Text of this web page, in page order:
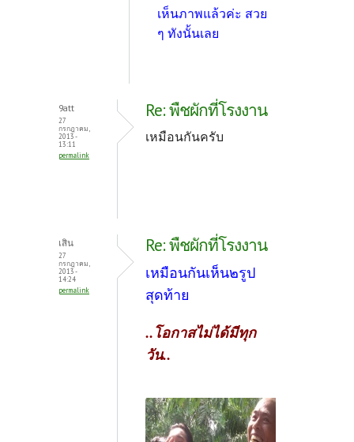
เห็นภาพแล้วค่ะ สวย
ๆ ทังนั้นเลย
9att
27
กรกฎาคม,
2013 -
13:11
permalink
Re: พืชผักที่โรงงาน
เหมือนกันครับ
เสิน
27
กรกฎาคม,
2013 -
14:24
permalink
Re: พืชผักที่โรงงาน
เหมือนกันเห็น๒รูป
สุดท้าย
..โอกาสไม่ได้มีทุก
วัน..